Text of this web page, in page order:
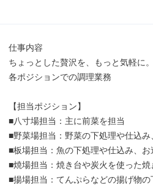
仕事内容
ちょっとした贅沢を、もっと気軽に。
各ポジションでの調理業務
【担当ポジション】
■八寸場担当：主に前菜を担当
■野菜場担当：野菜の下処理や仕込み
■板場担当：魚の下処理や仕込み、
■焼場担当：焼き台や炭火を使った
■揚場担当：てんぷらなどの揚げ物